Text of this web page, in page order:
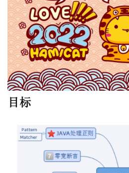
人
主
页
我
的
开
发
者
我